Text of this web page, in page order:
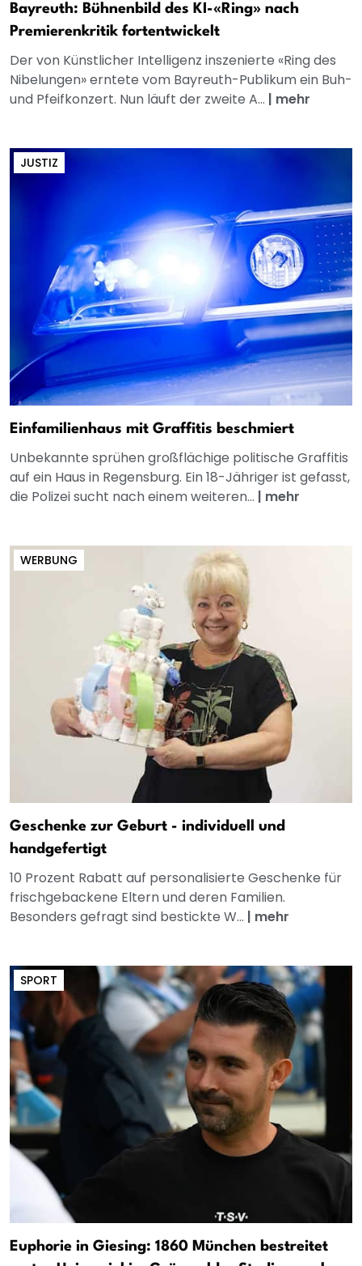
Bayreuth: Bühnenbild des KI-«Ring» nach
Premierenkritik fortentwickelt
Der von Künstlicher Intelligenz inszenierte «Ring des
Nibelungen» erntete vom Bayreuth-Publikum ein Buh-
und Pfeifkonzert. Nun läuft der zweite A... | mehr
JUSTIZ
Einfamilienhaus mit Graffitis beschmiert
Unbekannte sprühen großflächige politische Graffitis
auf ein Haus in Regensburg. Ein 18-Jähriger ist gefasst,
die Polizei sucht nach einem weiteren... | mehr
WERBUNG
Geschenke zur Geburt - individuell und
handgefertigt
10 Prozent Rabatt auf personalisierte Geschenke für
frischgebackene Eltern und deren Familien.
Besonders gefragt sind bestickte W... | mehr
SPORT
Euphorie in Giesing: 1860 München bestreitet